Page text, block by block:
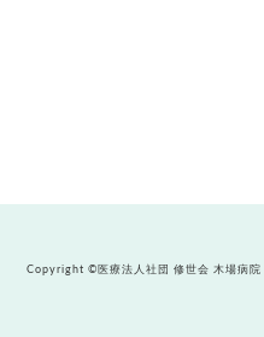
Copyright © 医療法人社団 修世会 木場病院